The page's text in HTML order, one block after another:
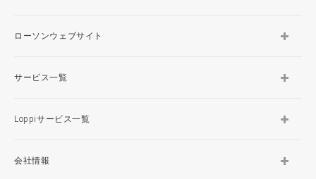
ローソンウェブサイト
サービス一覧
Loppiサービス一覧
会社情報